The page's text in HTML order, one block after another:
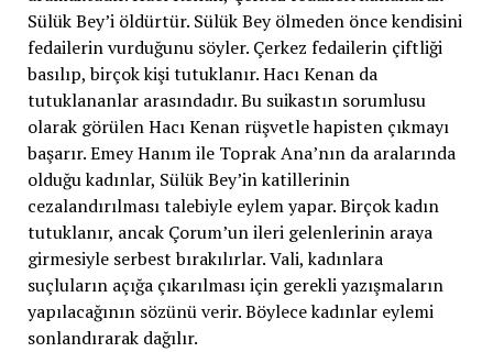
Sülük Bey’i öldürtür. Sülük Bey ölmeden önce kendisini
fedailerin vurduğunu söyler. Çerkez fedailerin çiftliği
basılıp, birçok kişi tutuklanır. Hacı Kenan da
tutuklananlar arasındadır. Bu suikastın sorumlusu
olarak görülen Hacı Kenan rüşvetle hapisten çıkmayı
başarır. Emey Hanım ile Toprak Ana’nın da aralarında
olduğu kadınlar, Sülük Bey’in katillerinin
cezalandırılması talebiyle eylem yapar. Birçok kadın
tutuklanır, ancak Çorum’un ileri gelenlerinin araya
girmesiyle serbest bırakılırlar. Vali, kadınlara
suçluların açığa çıkarılması için gerekli yazışmaların
yapılacağının sözünü verir. Böylece kadınlar eylemi
sonlandırarak dağılır.